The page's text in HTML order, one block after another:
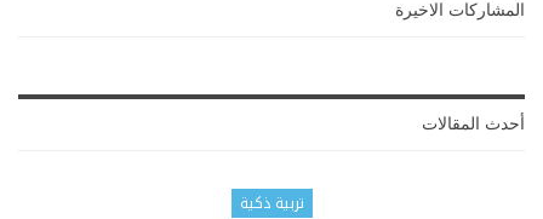
المشاركات الاخيرة
أحدث المقالات
تربية ذكية